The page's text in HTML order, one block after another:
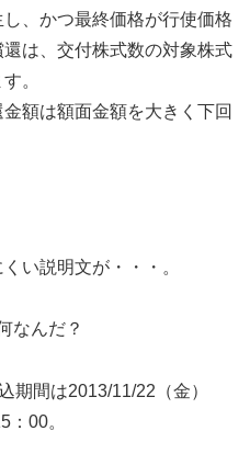
、かつ最終価格が行使価格
は、交付株式数の対象株式
。
額は額面金額を大きく下回
い説明文が・・・。
なんだ？
間は2013/11/22（金）
00。